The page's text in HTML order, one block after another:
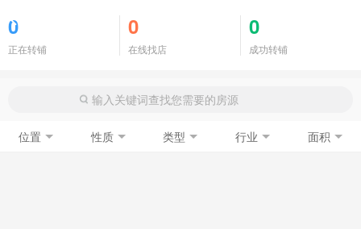
0
正在转铺
0
在线找店
0
成功转铺
位置 性质 类型 行业 面积